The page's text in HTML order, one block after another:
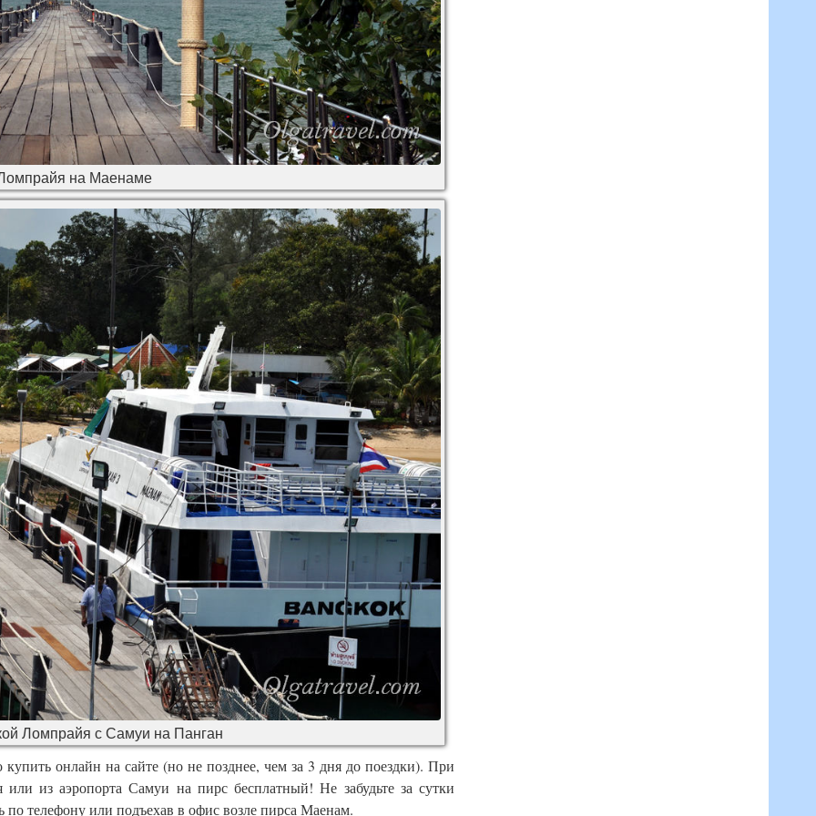
на Маенаме
Ломпрайя с Самуи на Панган
онлайн на сайте (но не позднее, чем за 3 дня до поездки). При
из аэропорта Самуи на пирс бесплатный! Не забудьте за сутки
телефону или подъехав в офис возле пирса Маенам.